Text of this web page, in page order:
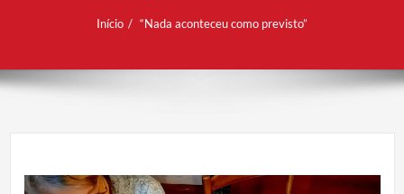
Início “Nada aconteceu como previsto”